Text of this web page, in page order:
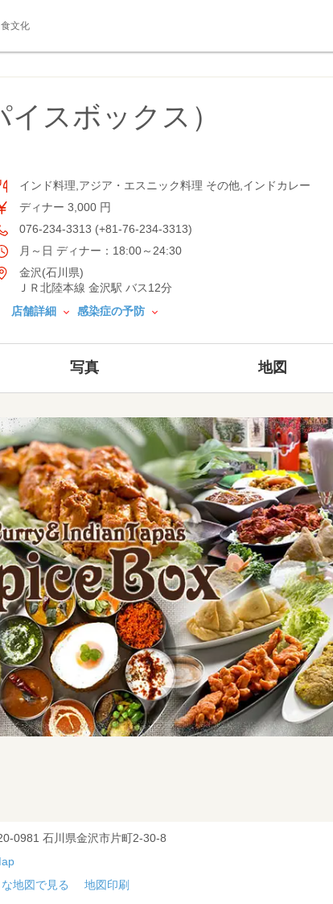
食文化
スボックス）
インド料理,アジア・エスニック料理 その他,インドカレー
ディナー 3,000 円
076-234-3313 (+81-76-234-3313)
月～日 ディナー：18:00～24:30
金沢(石川県)
ＪＲ北陸本線 金沢駅 バス12分
店舗詳細
感染症の予防
写真 地図
0981 石川県金沢市片町2-30-8
地図で見る 地図印刷